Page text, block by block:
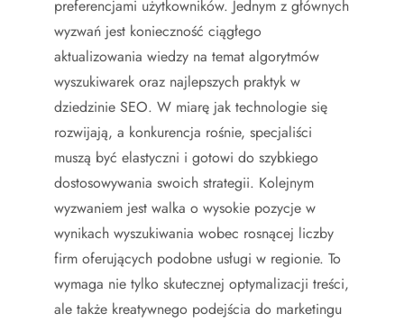
preferencjami użytkowników. Jednym z głównych
wyzwań jest konieczność ciągłego
aktualizowania wiedzy na temat algorytmów
wyszukiwarek oraz najlepszych praktyk w
dziedzinie SEO. W miarę jak technologie się
rozwijają, a konkurencja rośnie, specjaliści
muszą być elastyczni i gotowi do szybkiego
dostosowywania swoich strategii. Kolejnym
wyzwaniem jest walka o wysokie pozycje w
wynikach wyszukiwania wobec rosnącej liczby
firm oferujących podobne usługi w regionie. To
wymaga nie tylko skutecznej optymalizacji treści,
ale także kreatywnego podejścia do marketingu